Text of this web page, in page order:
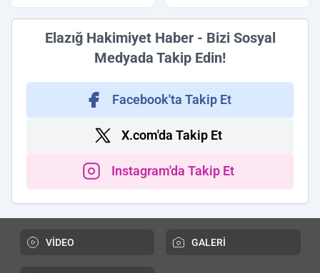
Elazığ Hakimiyet Haber - Bizi Sosyal
Medyada Takip Edin!
Facebook'ta Takip Et
X.com'da Takip Et
Instagram'da Takip Et
VİDEO GALERİ